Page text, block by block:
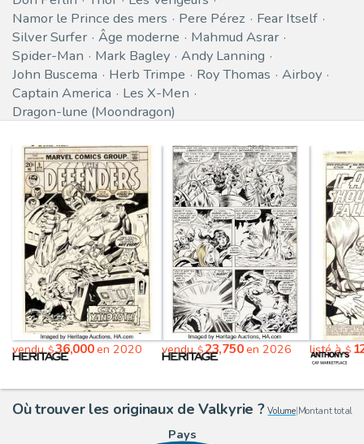
Namor le Prince des mers
Pere Pérez
Fear Itself
Silver Surfer
Âge moderne
Mahmud Asrar
Spider-Man
Mark Bagley
Andy Lanning
John Buscema
Herb Trimpe Roy Thomas
Airboy
Captain America
Les X-Men
Dragon-lune (Moondragon)
vendu$36,000en 2020 vendu$23,750en 2026 listé à$
Où trouver les originaux de Valkyrie ? Volume| Montant total
Pays